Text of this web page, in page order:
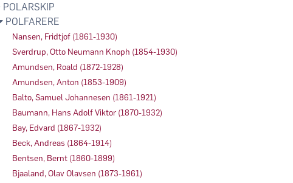
POLARSKIP
POLFARERE
Nansen, Fridtjof (1861-1930)
Sverdrup, Otto Neumann Knoph (1854-1930)
Amundsen, Roald (1872-1928)
Amundsen, Anton (1853-1909)
Balto, Samuel Johannesen (1861-1921)
Baumann, Hans Adolf Viktor (1870-1932)
Bay, Edvard (1867-1932)
Beck, Andreas (1864-1914)
Bentsen, Bernt (1860-1899)
Bjaaland, Olav Olavsen (1873-1961)